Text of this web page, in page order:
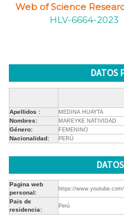
Web of Science
HLV-6664-2023
DATOS
Apellidos : MEDINA HUAYTA
Nombres: MAREYKE NATIVIDAD
Género: FEMENINO
Nacionalidad: PERÚ
Pagina web
personal:
https://
Pais de
residencia:
Perú